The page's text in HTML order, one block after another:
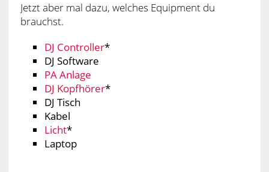
Jetzt aber mal dazu, welches Equipment du
brauchst.
DJ Controller*
DJ Software
PA Anlage
DJ Kopfhörer*
DJ Tisch
Kabel
Licht*
Laptop